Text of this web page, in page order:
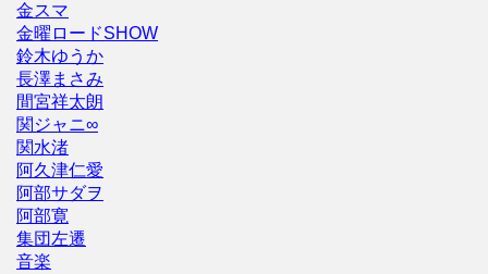
金スマ
金曜ロードSHOW
鈴木ゆうか
長澤まさみ
間宮祥太朗
関ジャニ∞
関水渚
阿久津仁愛
阿部サダヲ
阿部寛
集団左遷
音楽